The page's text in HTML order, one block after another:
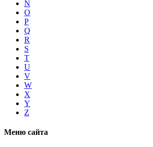
N
O
P
Q
R
S
T
U
V
W
X
Y
Z
Меню сайта